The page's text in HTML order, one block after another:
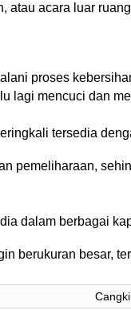
atau acara luar
proses
lagi mencuci dan
tersedia
pemeliharaan,
dalam berbagai
berukuran besar,